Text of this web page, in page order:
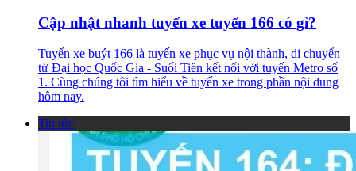
Cập nhật nhanh tuyến xe tuyến 166 có gì?
Tuyến xe buýt 166 là tuyến xe phục vụ nội thành, di chuyển
từ Đại học Quốc Gia - Suối Tiên kết nối với tuyến Metro số
1. Cùng chúng tôi tìm hiểu về tuyến xe trong phần nội dung
hôm nay.
Tin tức